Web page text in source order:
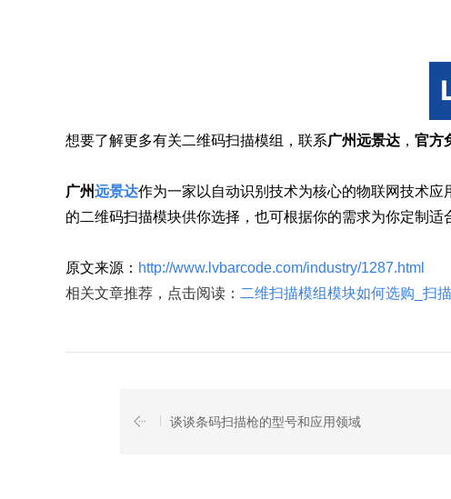
想要了解更多有关二维码扫描模组，联系广州远景达 ， 官方
广州远景达作为一家以自动识别技术为核心的物联网技术
的二维码扫描模块供你选择，也可根据你的需求为你定制
原文来源： http://www.lvbarcode.com/industry/1287.html
相关文章推荐，点击阅读： 二维扫描模组模块如何选购_扫
谈谈条码扫描枪的型号和应用领域